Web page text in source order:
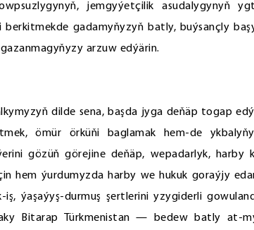
jemgyýetçilik asudalygynyň
gadamyňyzyň batly, buýsançly
arzuw edýärin.
dilde sena, başda jyga deňäp togap
ömür örküňi baglamak hem-de
gözüň görejine deňäp, wepadarlyk, harby
hem ýurdumyzda harby we hukuk goraýjy
ýaşaýyş-durmuş şertlerini yzygiderli
Bitarap Türkmenistan — bedew batly at-